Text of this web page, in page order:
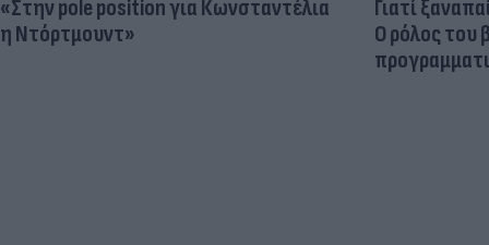
«Στην pole position για Κωνσταντέλια
η Ντόρτμουντ»
Γιατί
Ο ρόλος του